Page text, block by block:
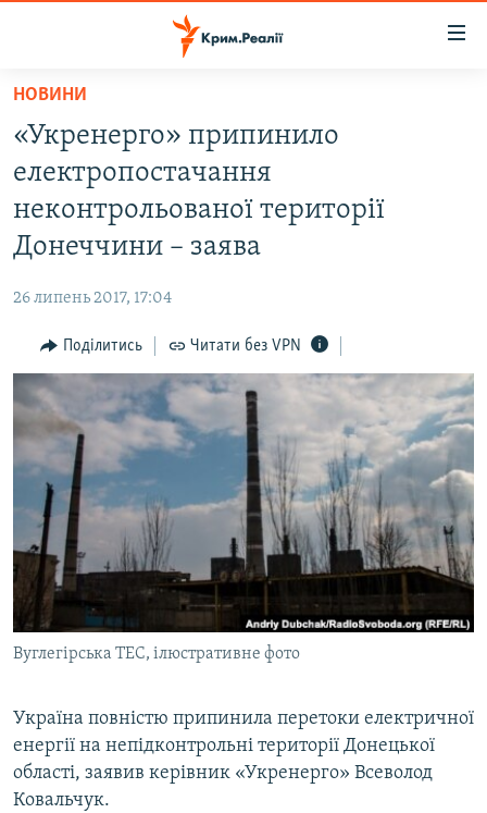
Перейти
основного
матеріалу
до
основної
Перейти
пошуку
ВОДА.КРИМ
ВІДЕО ТА ФОТО
ПОЛІТИКА
ІНТЕРВ'Ю
ВСЕ ЗА ДЕНЬ
СПЕЦПРОЕКТИ
ДЕПОРТАЦІЯ
ВІДЕОУРОКИ «ELIFBE»
СВІДЧЕННЯ ОКУПАЦІЇ
УКРАЇНСЬКА ПРОБЛЕМА КРИМУ
ІНФОГРАФІКА
ЯК ОБІЙТИ БЛОКУВАННЯ
Русский
Qırımtatar
ДОЛУЧАЙСЯ!
Усі сайти RFE/RL
НОВИНИ
«Укренерго» припинило
електропостачання
неконтрольованої території
Донеччини – заява
26 липень 2017, 17:04
Поділитись Читати без VPN
Вуглегірська ТЕС, ілюстративне фото
Україна повністю припинила перетоки електричної
енергії на непідконтрольні території Донецької
області, заявив керівник «Укренерго» Всеволод
Ковальчук.